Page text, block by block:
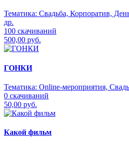
Тематика: Свадьба, Корпоратив,
др.
100 скачиваний
500,00 руб.
ГОНКИ
Тематика: Online-мероприятия,
0 скачиваний
50,00 руб.
Какой фильм